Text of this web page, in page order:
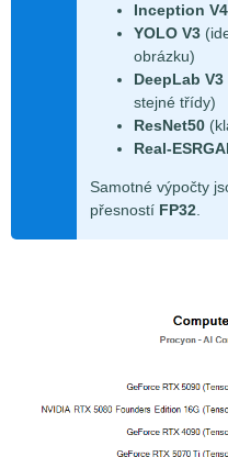
Inception V4
YOLO V3
obrázku)
DeepLab V3
stejné třídy)
ResNet50
Real-
Samotné výpočty
přesností FP32.